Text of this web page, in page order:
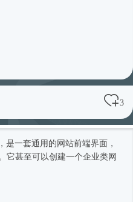
3
，是一套通用的网站前端界面，
它甚至可以创建一个企业类网